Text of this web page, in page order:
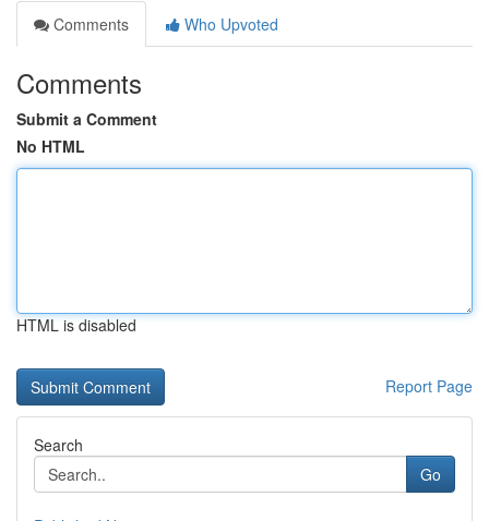
Comments
Who Upvoted
Comments
Submit a Comment
No HTML
HTML is disabled
Report Page
Search
Go